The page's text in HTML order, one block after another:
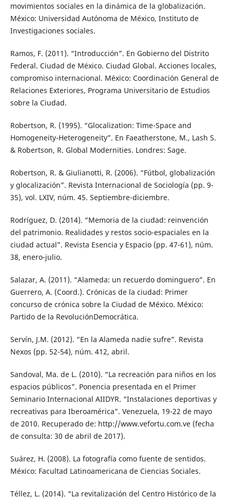
movimientos sociales en la dinámica de la globalización.
México: Universidad Autónoma de México, Instituto de
Investigaciones sociales.
Ramos, F. (2011). “Introducción”. En Gobierno del Distrito
Federal. Ciudad de México. Ciudad Global. Acciones locales,
compromiso internacional. México: Coordinación General de
Relaciones Exteriores, Programa Universitario de Estudios
sobre la Ciudad.
Robertson, R. (1995). “Glocalization: Time-Space and
Homogeneity-Heterogeneity”. En Faeatherstone, M., Lash S.
& Robertson, R. Global Modernities. Londres: Sage.
Robertson, R. & Giulianotti, R. (2006). “Fútbol, globalización
y glocalización”. Revista Internacional de Sociología (pp. 9-
35), vol. LXIV, núm. 45. Septiembre-diciembre.
Rodríguez, D. (2014). “Memoria de la ciudad: reinvención
del patrimonio. Realidades y restos socio-espaciales en la
ciudad actual”. Revista Esencia y Espacio (pp. 47-61), núm.
38, enero-julio.
Salazar, A. (2011). “Alameda: un recuerdo dominguero”. En
Guerrero, A. (Coord.). Crónicas de la ciudad: Primer
concurso de crónica sobre la Ciudad de México. México:
Partido de la RevoluciónDemocrática.
Servín, J.M. (2012). “En la Alameda nadie sufre”. Revista
Nexos (pp. 52-54), núm. 412, abril.
Sandoval, Ma. de L. (2010). “La recreación para niños en los
espacios públicos”. Ponencia presentada en el Primer
Seminario Internacional AIIDYR. “Instalaciones deportivas y
recreativas para Iberoamérica”. Venezuela, 19-22 de mayo
de 2010. Recuperado de: http://www.vefortu.com.ve (fecha
de consulta: 30 de abril de 2017).
Suárez, H. (2008). La fotografía como fuente de sentidos.
México: Facultad Latinoamericana de Ciencias Sociales.
Téllez, L. (2014). “La revitalización del Centro Histórico de la